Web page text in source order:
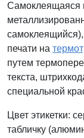
Самоклеящаяся
печати на
путем
текста,
специальной
Цвет этикетки:
табличку (